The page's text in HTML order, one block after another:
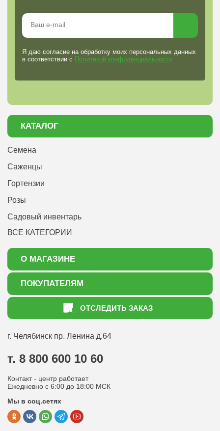
Я даю согласие на обработку моих персональных данных
в соответствии с Политикой конфиденциальности
КАТАЛОГ
Семена
Саженцы
Гортензии
Розы
Садовый инвентарь
ВСЕ КАТЕГОРИИ
О МАГАЗИНЕ
О нас
Акции
ПОКУПАТЕЛЯМ
Как оформить заказ
Статьи садоводу
Оптовым покупателям
Политика конфиденциальности
Публичная оферта
ОТСЛЕДИТЬ ЗАКАЗ
г. Челябинск пр. Ленина д.64
т. 8 800 600 10 60
Контакт - центр работает
Ежедневно с 6:00 до 18:00 МСК
Мы в соц.сетях